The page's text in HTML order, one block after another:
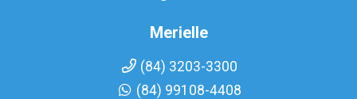
Merielle
(84) 3203-3300
(84) 99108-4408